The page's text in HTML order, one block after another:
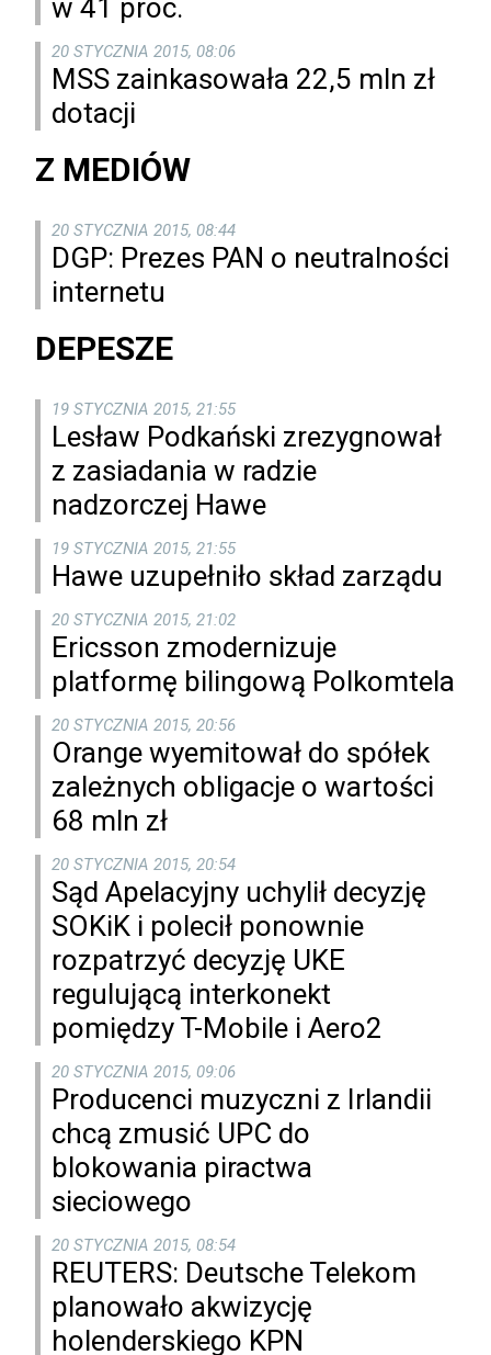
w 41 proc.
20 STYCZNIA 2015, 08:06
MSS zainkasowała 22,5 mln zł
dotacji
Z MEDIÓW
20 STYCZNIA 2015, 08:44
DGP: Prezes PAN o neutralności
internetu
DEPESZE
19 STYCZNIA 2015, 21:55
Lesław Podkański zrezygnował
z zasiadania w radzie
nadzorczej Hawe
19 STYCZNIA 2015, 21:55
Hawe uzupełniło skład zarządu
20 STYCZNIA 2015, 21:02
Ericsson zmodernizuje
platformę bilingową Polkomtela
20 STYCZNIA 2015, 20:56
Orange wyemitował do spółek
zależnych obligacje o wartości
68 mln zł
20 STYCZNIA 2015, 20:54
Sąd Apelacyjny uchylił decyzję
SOKiK i polecił ponownie
rozpatrzyć decyzję UKE
regulującą interkonekt
pomiędzy T-Mobile i Aero2
20 STYCZNIA 2015, 09:06
Producenci muzyczni z Irlandii
chcą zmusić UPC do
blokowania piractwa
sieciowego
20 STYCZNIA 2015, 08:54
REUTERS: Deutsche Telekom
planowało akwizycję
holenderskiego KPN